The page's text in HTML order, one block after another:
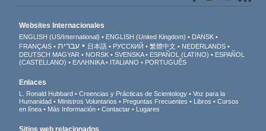
Websites Internacionales
ENGLISH (US/International) ENGLISH (United Kingdom)
DANSK
FRANÇAIS
עברית 日本語 РУССКИЙ 繁體中文
NEDERLANDS
DEUTSCH MAGYAR NORSK SVENSKA ESPAÑOL (LATINO)
ESPAÑOL
(CASTELLANO)
ΕΛΛΗΝΙΚA ITALIANO PORTUGUÊS
Enlaces
L. Ronald Hubbard Creencias y Prácticas de Scientology
Voz para la
Humanidad
Ministros Voluntarios Preguntas Frecuentes Libros
Cursos
en línea
Más Información Contactar Lugares
Sitios web relacionados